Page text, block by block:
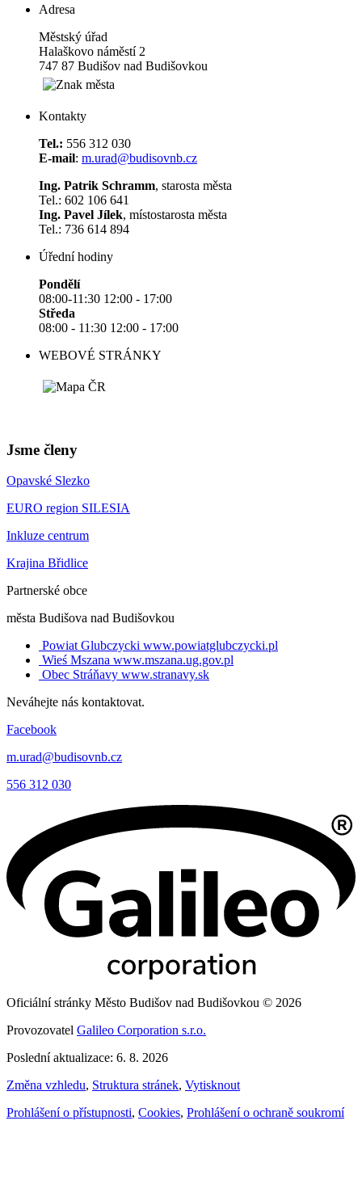
Adresa
Městský úřad
Halaškovo náměstí 2
747 87 Budišov nad Budišovkou
Kontakty
Tel.: 556 312 030
E-mail: m.urad@budisovnb.cz
Ing. Patrik Schramm, starosta města
Tel.: 602 106 641
Ing. Pavel Jílek, místostarosta města
Tel.: 736 614 894
Úřední hodiny
Pondělí
08:00-11:30 12:00 - 17:00
Středa
08:00 - 11:30 12:00 - 17:00
WEBOVÉ STRÁNKY
Jsme členy
Opavské Slezko
EURO region SILESIA
Inkluze centrum
Krajina Břidlice
Partnerské obce
města Budišova nad Budišovkou
Powiat Glubczycki www.powiatglubczycki.pl
Wieś Mszana www.mszana.ug.gov.pl
Obec Stráňavy www.stranavy.sk
Neváhejte nás kontaktovat.
Facebook
m.urad@budisovnb.cz
556 312 030
Oficiální stránky Město Budišov nad Budišovkou © 2026
Provozovatel Galileo Corporation s.r.o.
Poslední aktualizace: 6. 8. 2026
Změna vzhledu, Struktura stránek, Vytisknout
Prohlášení o přístupnosti, Cookies, Prohlášení o ochraně soukromí